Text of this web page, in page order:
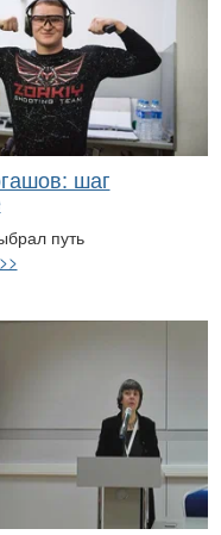
шаг
путь
>>